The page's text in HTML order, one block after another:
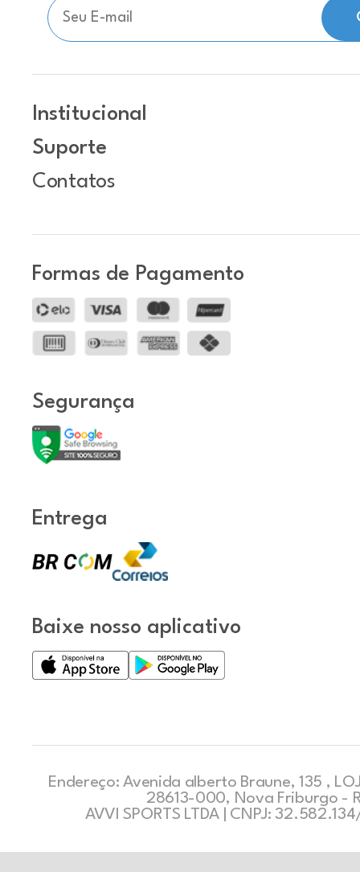
Institucional
Suporte
Contatos
Formas de Pagamento
Segurança
Entrega
Baixe nosso aplicativo
Endereço: Avenida alberto Braune, 135 ,
28613-000, Nova Friburgo -
AVVI SPORTS LTDA | CNPJ: